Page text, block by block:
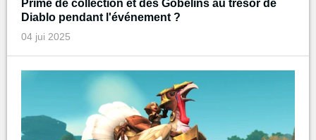
Prime de collection et des Gobelins au trésor de
Diablo pendant l'événement ?
04 jui 2025